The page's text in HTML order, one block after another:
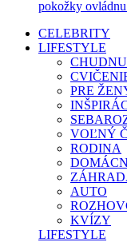
pokožky
CELEBRITY
LIFESTYLE
PRE
VOĽNÝ
RODINA
AUTO
KVÍZY
LIFESTYLE